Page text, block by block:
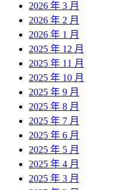
2026 年 3 月
2026 年 2 月
2026 年 1 月
2025 年 12 月
2025 年 11 月
2025 年 10 月
2025 年 9 月
2025 年 8 月
2025 年 7 月
2025 年 6 月
2025 年 5 月
2025 年 4 月
2025 年 3 月